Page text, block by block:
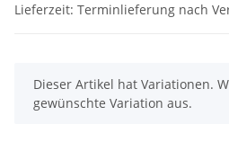
Lieferzeit: Terminlieferung nach
x
Dieser Artikel hat Variationen.
gewünschte Variation aus.